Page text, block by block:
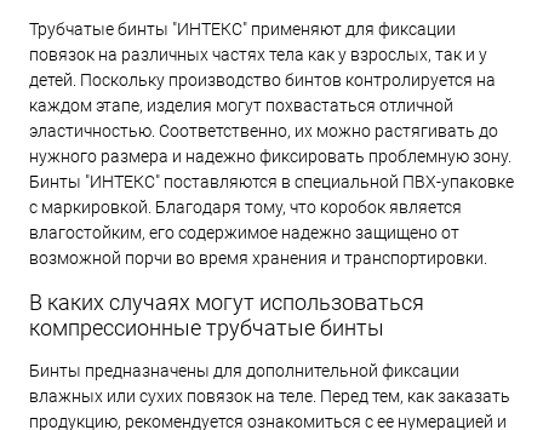
Трубчатые бинты "ИНТЕКС" применяют для фиксации
повязок на различных частях тела как у взрослых, так и у
детей. Поскольку производство бинтов контролируется на
каждом этапе, изделия могут похвастаться отличной
эластичностью. Соответственно, их можно растягивать до
нужного размера и надежно фиксировать проблемную зону.
Бинты "ИНТЕКС" поставляются в специальной ПВХ-упаковке
с маркировкой. Благодаря тому, что коробок является
влагостойким, его содержимое надежно защищено от
возможной порчи во время хранения и транспортировки.
В каких случаях могут использоваться
компрессионные трубчатые бинты
Бинты предназначены для дополнительной фиксации
влажных или сухих повязок на теле. Перед тем, как заказать
продукцию, рекомендуется ознакомиться с ее нумерацией и